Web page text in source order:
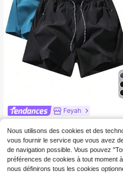
Feyah
hommes, tissu doux et
aille à cordon, convient pour la
e, la piscine, l'été
13
Nous utilisons des cookies et des
vous fournir le service que vous avez
de navigation possible. Vous pouvez
préférences de cookies à tout moment
nous définirons tous les cookies